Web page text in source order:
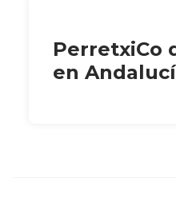
PerretxiCo
en